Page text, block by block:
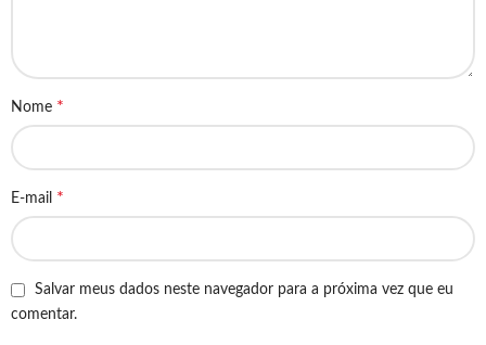
Nome *
E-mail *
Salvar meus dados neste navegador para a próxima vez que eu
comentar.